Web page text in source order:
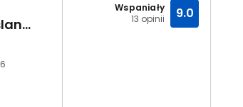
Barcelo Coconut Island (ex The Village Coconut Island)
Wspaniały
13 opinii
9.0